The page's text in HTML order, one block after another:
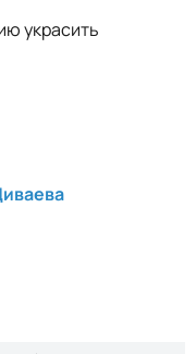
украсить